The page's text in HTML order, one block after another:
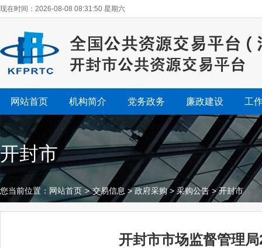
现在时间：2026-08-08 08:31:51 星期六
网站首页 机构简介 党务政务 廉政建设 工
开封市
您当前位置： 网站首页 > 交易信息 >政府采购>采购公告 >开封市
开封市市场监督管理